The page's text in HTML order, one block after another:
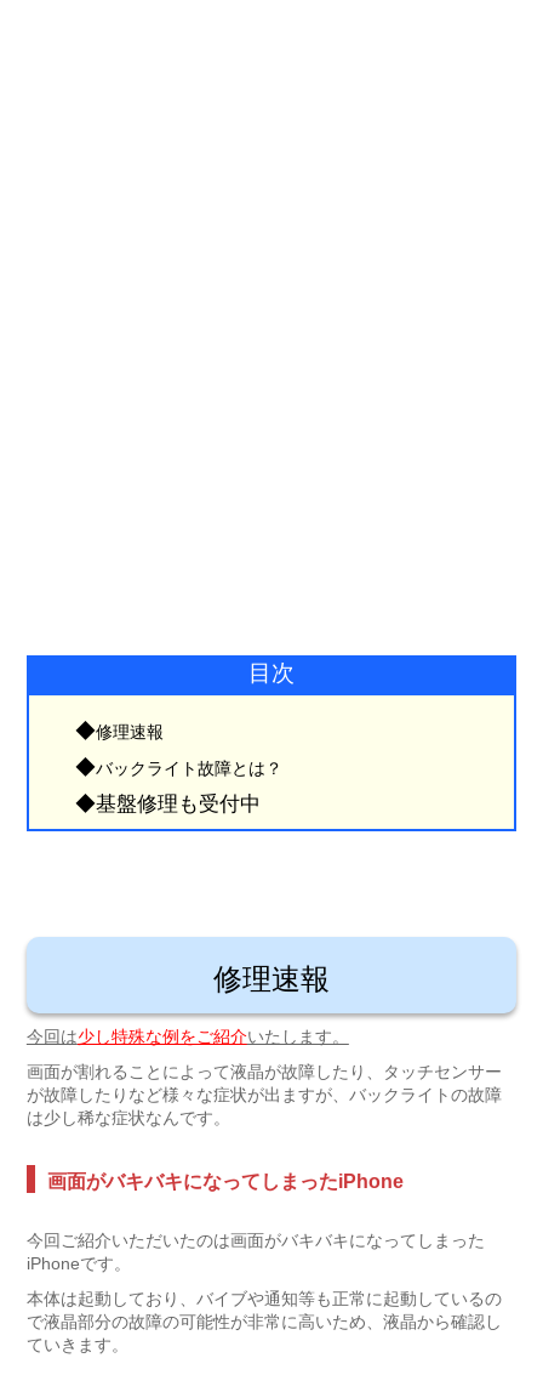
目次
◆修理速報
◆バックライト故障とは？
◆基盤修理も受付中
修理速報
今回は少し特殊な例をご紹介いたします。
画面が割れることによって液晶が故障したり、タッチセンサー
が故障したりなど様々な症状が出ますが、バックライトの故障
は少し稀な症状なんです。
画面がバキバキになってしまったiPhone
今回ご紹介いただいたのは画面がバキバキになってしまった
iPhoneです。
本体は起動しており、バイブや通知等も正常に起動しているの
で液晶部分の故障の可能性が非常に高いため、液晶から確認し
ていきます。